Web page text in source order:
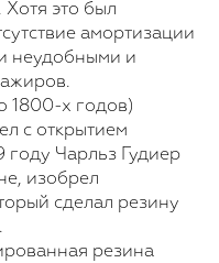
это был
амортизации
неудобными и
1800-х годов)
с открытием
году Чарльз Гудиер
изобрел
сделал резину
резина